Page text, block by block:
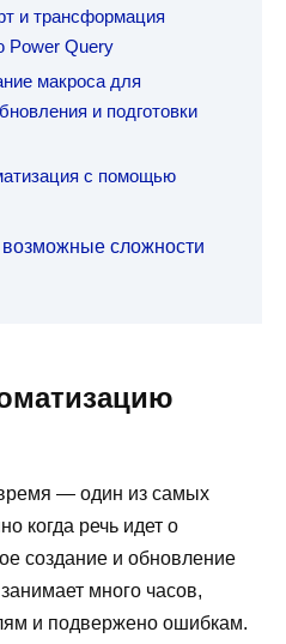
и трансформация
Power Query
макроса для
и подготовки
с помощью
сложности
— один из самых
когда речь идет о
создание и обновление
много часов,
и подвержено ошибкам.